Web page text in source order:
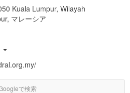
Kuala Lumpur, Wilayah
マレーシア
で検索